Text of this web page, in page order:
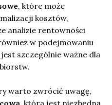
, które może
kosztów,
analizie rentowności
w podejmowaniu
szczególnie ważne dla
warto zwrócić uwagę,
, która jest niezbędna